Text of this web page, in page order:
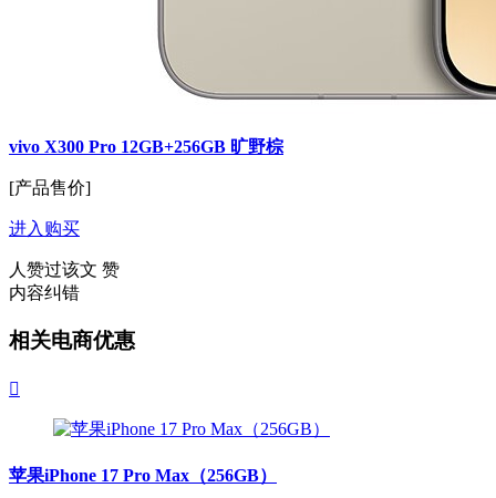
vivo X300 Pro 12GB+256GB 旷野棕
[产品售价]
进入购买
人赞过该文 赞
内容纠错
相关电商优惠

苹果iPhone 17 Pro Max（256GB）